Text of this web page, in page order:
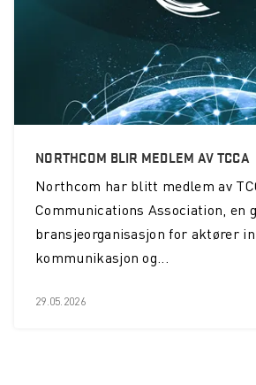
NORTHCOM BLIR MEDLEM AV TCCA
Northcom har blitt medlem av
Communications Association, en
bransjeorganisasjon for aktører
kommunikasjon og...
29.05.2026